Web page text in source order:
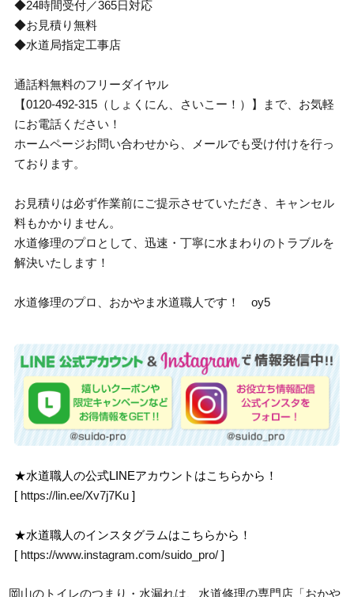
◆24時間受付／365日対応
◆お見積り無料
◆水道局指定工事店
通話料無料のフリーダイヤル
【0120-492-315（しょくにん、さいこー！）】まで、お気軽
にお電話ください！
ホームページお問い合わせから、メールでも受け付けを行っ
ております。
お見積りは必ず作業前にご提示させていただき、キャンセル
料もかかりません。
水道修理のプロとして、迅速・丁寧に水まわりのトラブルを
解決いたします！
水道修理のプロ、おかやま水道職人です！ oy5
★水道職人の公式LINEアカウントはこちらから！
[ https://lin.ee/Xv7j7Ku ]
★水道職人のインスタグラムはこちらから！
[ https://www.instagram.com/suido_pro/ ]
岡山のトイレのつまり・水漏れは、水道修理の専門店「おかや